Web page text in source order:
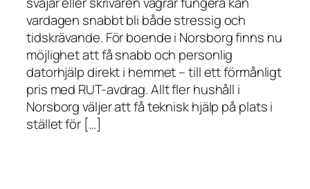
vardagen snabbt bli både stressig och
tidskrävande. För boende i Norsborg finns nu
möjlighet att få snabb och personlig
datorhjälp direkt i hemmet – till ett förmånligt
pris med RUT-avdrag. Allt fler hushåll i
Norsborg väljer att få teknisk hjälp på plats i
stället för […]